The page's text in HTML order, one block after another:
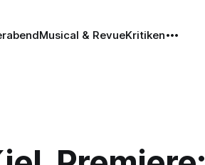
Musical & RevueKritiken